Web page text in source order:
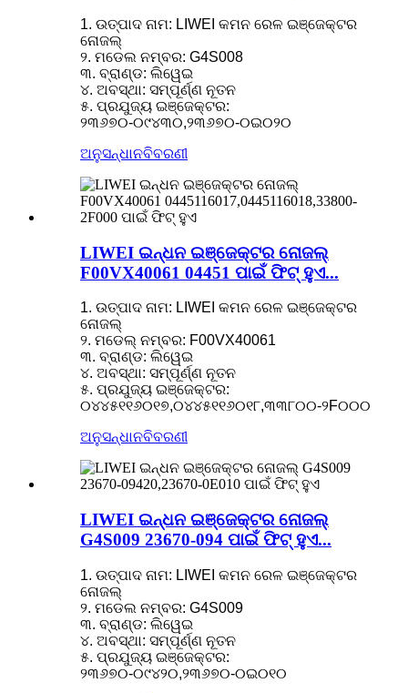
1. ଉତ୍ପାଦ ନାମ: LIWEI କମନ ରେଳ ଇଞ୍ଜେକ୍ଟର
ନୋଜଲ୍
୨. ମଡେଲ ନମ୍ବର: G4S008
୩. ବ୍ରାଣ୍ଡ: ଲିୱେଇ
୪. ଅବସ୍ଥା: ସମ୍ପୂର୍ଣ୍ଣ ନୂତନ
୫. ପ୍ରଯୁଜ୍ୟ ଇଞ୍ଜେକ୍ଟର:
୨୩୬୭୦-୦୯୪୩୦,୨୩୬୭୦-୦ଇ୦୨୦
ଅନୁସନ୍ଧାନବିବରଣୀ
LIWEI ଇନ୍ଧନ ଇଞ୍ଜେକ୍ଟର ନୋଜଲ୍
F00VX40061 04451 ପାଇଁ ଫିଟ୍ ହୁଏ...
1. ଉତ୍ପାଦ ନାମ: LIWEI କମନ ରେଳ ଇଞ୍ଜେକ୍ଟର
ନୋଜଲ୍
୨. ମଡେଲ୍ ନମ୍ବର: F00VX40061
୩. ବ୍ରାଣ୍ଡ: ଲିୱେଇ
୪. ଅବସ୍ଥା: ସମ୍ପୂର୍ଣ୍ଣ ନୂତନ
୫. ପ୍ରଯୁଜ୍ୟ ଇଞ୍ଜେକ୍ଟର:
୦୪୪୫୧୧୬୦୧୭,୦୪୪୫୧୧୬୦୧୮,୩୩୮୦୦-୨F୦୦୦
ଅନୁସନ୍ଧାନବିବରଣୀ
LIWEI ଇନ୍ଧନ ଇଞ୍ଜେକ୍ଟର ନୋଜଲ୍
G4S009 23670-094 ପାଇଁ ଫିଟ୍ ହୁଏ...
1. ଉତ୍ପାଦ ନାମ: LIWEI କମନ ରେଳ ଇଞ୍ଜେକ୍ଟର
ନୋଜଲ୍
୨. ମଡେଲ ନମ୍ବର: G4S009
୩. ବ୍ରାଣ୍ଡ: ଲିୱେଇ
୪. ଅବସ୍ଥା: ସମ୍ପୂର୍ଣ୍ଣ ନୂତନ
୫. ପ୍ରଯୁଜ୍ୟ ଇଞ୍ଜେକ୍ଟର:
୨୩୬୭୦-୦୯୪୨୦,୨୩୬୭୦-୦ଇ୦୧୦